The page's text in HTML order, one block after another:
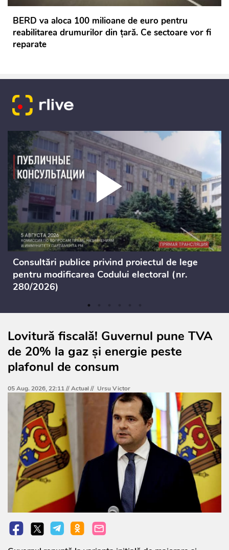
BERD va aloca 100 milioane de euro pentru
reabilitarea drumurilor din țară. Ce sectoare vor fi
reparate
Consultări publice privind proiectul de lege
pentru modificarea Codului electoral (nr.
280/2026)
Lovitură fiscală! Guvernul pune TVA
de 20% la gaz și energie peste
plafonul de consum
05 Aug. 2026, 22:11 //Actual// Ursu Victor